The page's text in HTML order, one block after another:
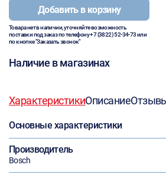
Добавить в корзину
Товара нет в наличии, уточняйте возможность
поставки под заказ по телефону+7 (3822) 52-34-73или
по кнопке "Заказать звонок"
Наличие в магазинах
ХарактеристикиОписание
Основные характеристики
Производитель
Bosch